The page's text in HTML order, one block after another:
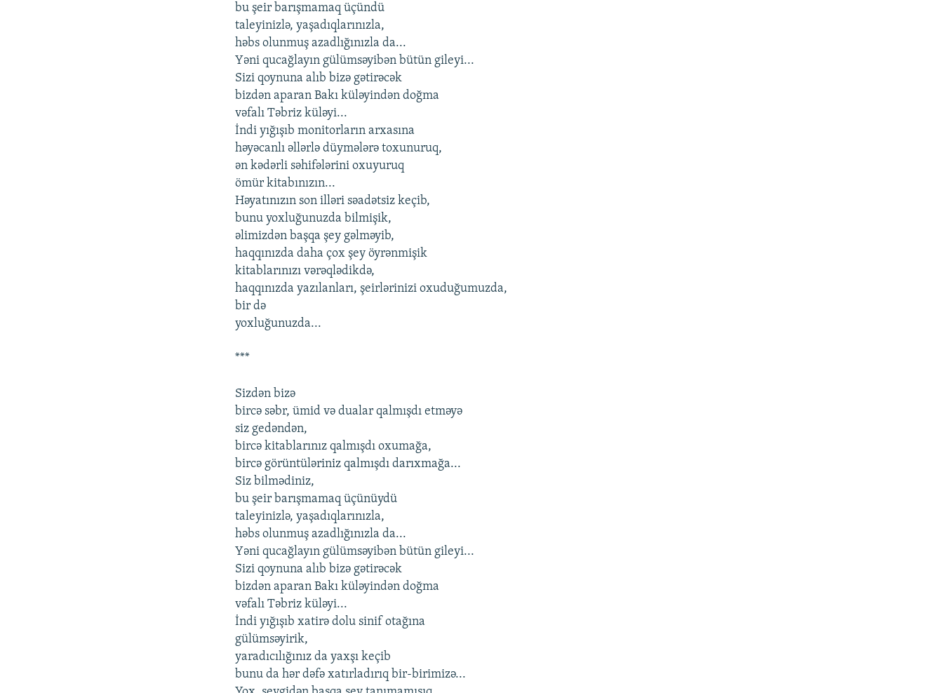
bu şeir barışmamaq üçündü
taleyinizlə, yaşadıqlarınızla,
həbs olunmuş azadlığınızla da...
Yəni qucağlayın gülümsəyibən bütün gileyi...
Sizi qoynuna alıb bizə gətirəcək
bizdən aparan Bakı küləyindən doğma
vəfalı Təbriz küləyi...
İndi yığışıb monitorların arxasına
həyəcanlı əllərlə düymələrə toxunuruq,
ən kədərli səhifələrini oxuyuruq
ömür kitabınızın...
Həyatınızın son illəri səadətsiz keçib,
bunu yoxluğunuzda bilmişik,
əlimizdən başqa şey gəlməyib,
haqqınızda daha çox şey öyrənmişik
kitablarınızı vərəqlədikdə,
haqqınızda yazılanları, şeirlərinizi oxuduğumuzda,
bir də
yoxluğunuzda...
***
Sizdən bizə
bircə səbr, ümid və dualar qalmışdı etməyə
siz gedəndən,
bircə kitablarınız qalmışdı oxumağa,
bircə görüntüləriniz qalmışdı darıxmağa...
Siz bilmədiniz,
bu şeir barışmamaq üçünüydü
taleyinizlə, yaşadıqlarınızla,
həbs olunmuş azadlığınızla da...
Yəni qucağlayın gülümsəyibən bütün gileyi...
Sizi qoynuna alıb bizə gətirəcək
bizdən aparan Bakı küləyindən doğma
vəfalı Təbriz küləyi...
İndi yığışıb xatirə dolu sinif otağına
gülümsəyirik,
yaradıcılığınız da yaxşı keçib
bunu da hər dəfə xatırladırıq bir-birimizə...